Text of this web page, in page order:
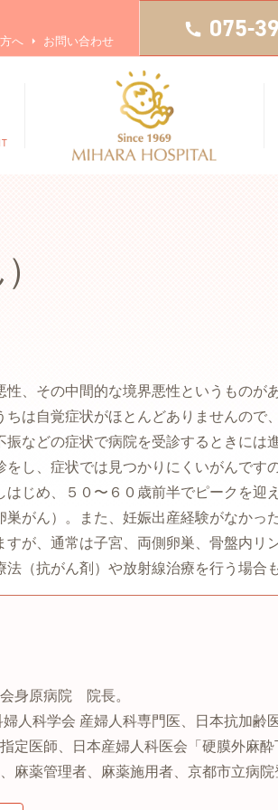
へ お問い合わせ 075-
、その中間的な境界悪性というものが
は自覚症状がほとんどありませんので
などの症状で病院を受診するときには
し、症状では見つかりにくいがんです
じめ、５０〜６０歳前半でピークを迎
がん）。また、妊娠出産経験がなかっ
が、通常は子宮、両側卵巣、骨盤内リ
（抗がん剤）や放射線治療を行う場合
身原病院 院長。
人科学会 産婦人科専門医、日本抗加齢
定医師、日本産婦人科医会「硬膜外麻酔
麻薬管理者、麻薬施用者、京都市立病院